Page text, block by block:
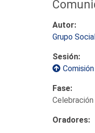
Autor:
Grupo
Sesión:
Fase:
Celebración
Oradores: